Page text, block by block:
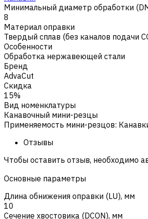
Минимальный диаметр обработки
8
Материал оправки
Твердый сплав (без каналов подачи
Особенности
Обработка нержавеющей стали
Бренд
AdvaCut
Скидка
15%
Вид номенклатуры
Канавочный мини-резцы
Применяемость мини-резцов:
Отзывы
Чтобы оставить отзыв, необходимо
Основные параметры
Длина обнижения оправки (LU), мм
10
Сечение хвостовика (DCON), мм